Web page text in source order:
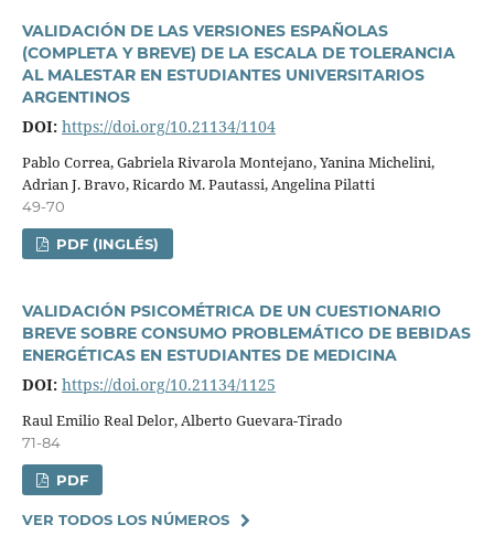
VALIDACIÓN DE LAS VERSIONES ESPAÑOLAS
(COMPLETA Y BREVE) DE LA ESCALA DE TOLERANCIA
AL MALESTAR EN ESTUDIANTES UNIVERSITARIOS
ARGENTINOS
DOI: https://doi.org/10.21134/1104
Pablo Correa, Gabriela Rivarola Montejano, Yanina Michelini,
Adrian J. Bravo, Ricardo M. Pautassi, Angelina Pilatti
49-70
PDF (INGLÉS)
VALIDACIÓN PSICOMÉTRICA DE UN CUESTIONARIO
BREVE SOBRE CONSUMO PROBLEMÁTICO DE BEBIDAS
ENERGÉTICAS EN ESTUDIANTES DE MEDICINA
DOI: https://doi.org/10.21134/1125
Raul Emilio Real Delor, Alberto Guevara-Tirado
71-84
PDF
VER TODOS LOS NÚMEROS